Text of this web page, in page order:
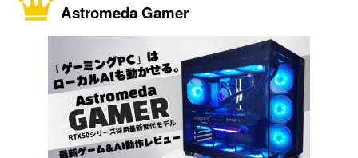
Astromeda Gamer